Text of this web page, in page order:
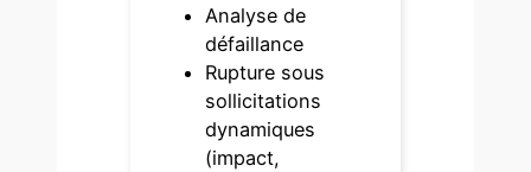
Analyse de
défaillance
Rupture sous
sollicitations
dynamiques
(impact,